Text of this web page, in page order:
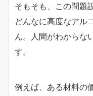
そもそも、この問題
どんなに高度なアル
ん。人間がわからな
す。
例えば、ある材料の